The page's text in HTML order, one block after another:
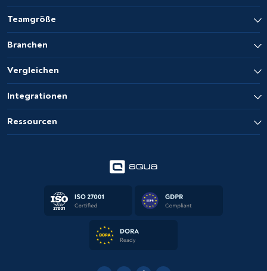
Teamgröße
Branchen
Vergleichen
Integrationen
Ressourcen